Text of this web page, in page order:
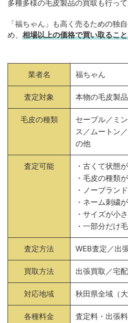
多種多様の毛皮製品の買取も行って
「福ちゃん」も高く売るための独
め、 相場以上の価格で買い取るこ
業者名 福ちゃん
査定対象 本物の毛皮製品
毛皮の種類
セーブル／ミ
ス／ムートン
の他
査定可能
・古くて状態
・毛皮の種類
・ノーブラン
・ネーム刺繍
・サイズが小
・一部分だけ
査定方法 WEB査定／出
買取方法 出張買取／宅
対応地域 秋田県全域（
各種料金
査定料・出張